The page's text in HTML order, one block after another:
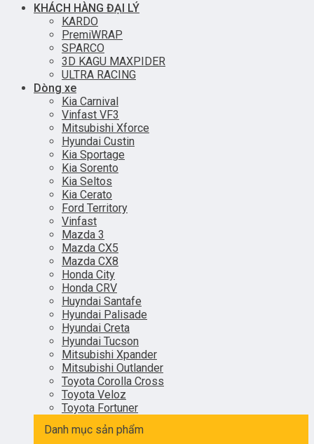
KHÁCH HÀNG ĐẠI LÝ
KARDO
PremiWRAP
SPARCO
3D KAGU MAXPIDER
ULTRA RACING
Dòng xe
Kia Carnival
Vinfast VF3
Mitsubishi Xforce
Hyundai Custin
Kia Sportage
Kia Sorento
Kia Seltos
Kia Cerato
Ford Territory
Vinfast
Mazda 3
Mazda CX5
Mazda CX8
Honda City
Honda CRV
Huyndai Santafe
Hyundai Palisade
Hyundai Creta
Hyundai Tucson
Mitsubishi Xpander
Mitsubishi Outlander
Toyota Corolla Cross
Toyota Veloz
Toyota Fortuner
Danh mục sản phẩm